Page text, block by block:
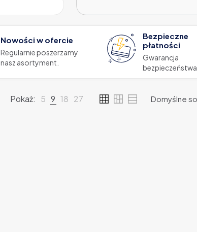
Nowości w ofercie
Regularnie poszerzamy
nasz asortyment.
Bezpieczne
płatności
Gwarancja
bezpieczeństwa
Pokaż: 5 9 18 27